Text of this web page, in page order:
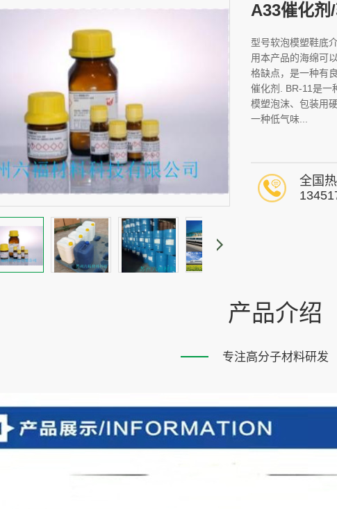
A33催化剂
型号软泡模塑鞋底
用本产品的海绵可
格缺点，是一种有
催化剂. BR-11是一
模塑泡沫、包装用
一种低气味...
全国
产品介绍
专注高分子材料研发